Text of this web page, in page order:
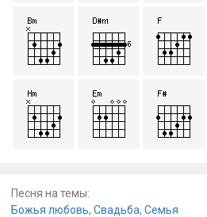
Песня на темы:
Божья любовь, Свадьба, Семья